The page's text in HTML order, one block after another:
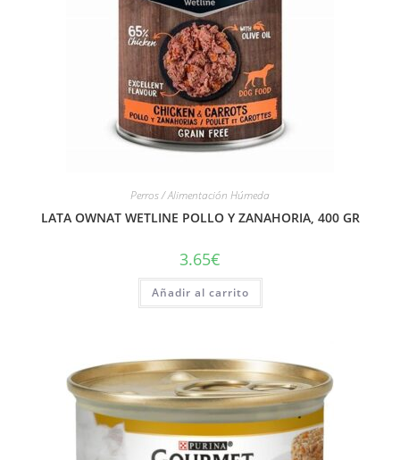
Perros / Alimentación Húmeda
LATA OWNAT WETLINE POLLO Y ZANAHORIA, 400 GR
3.65€
Añadir al carrito